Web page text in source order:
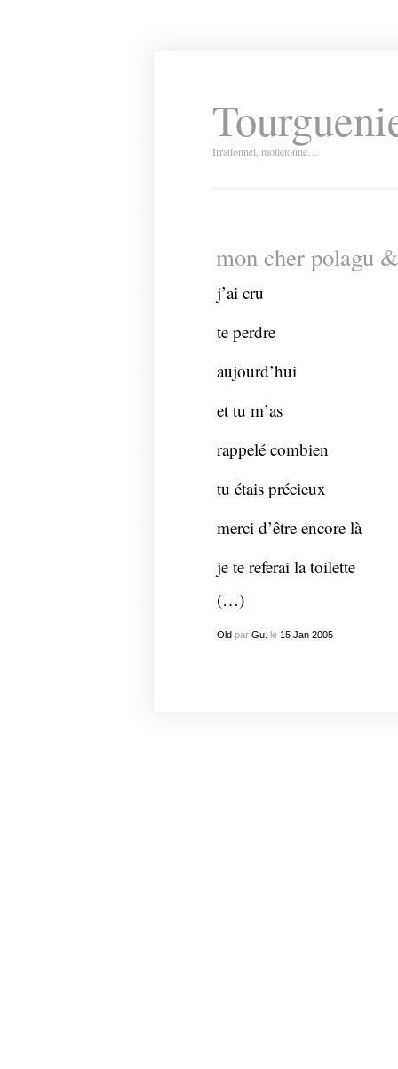
Irrationnel, molletonné…
mon cher polagu
j’ai cru
te perdre
aujourd’hui
et tu m’as
rappelé combien
tu étais précieux
merci d’être encore là
je te referai la toilette
(…)
Old par Gu. le 15 Jan 2005